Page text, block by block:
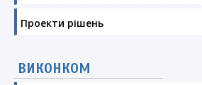
Проекти рішень
ВИКОНКОМ